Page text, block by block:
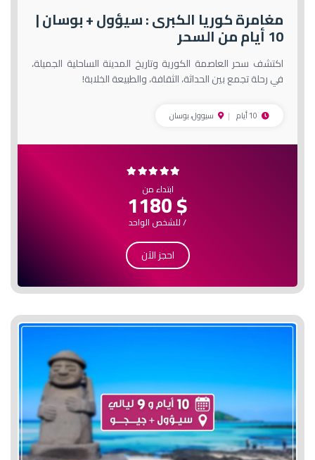
مغامرة كوريا الكبرى : سيؤول + بوسان |
10 أيام من السحر
اكتشف سحر العاصمة الكورية وتاريخ المدينة الساحلية الجميلة،
في رحلة تجمع بين الحداثة، الثقافة، والطبيعة الخلابة!
سيوول، بوسان
ابتداء من $ 1180
/ للشخص الواحد
احجز الآن